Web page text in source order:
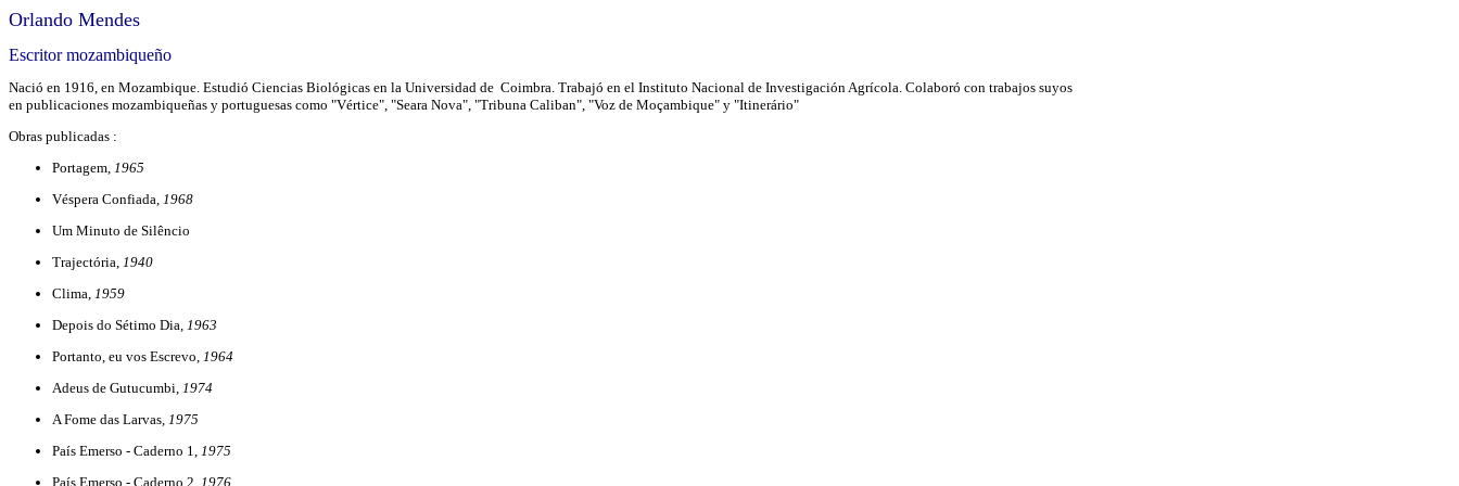
Orlando Mendes
Escritor mozambiqueño
Nació en 1916, en Mozambique. Estudió Ciencias Biológicas en la Universidad de Coimbra. Trabajó en el Instituto Nacional de Investigación Agrícola. Colaboró con trabajos suyos
en publicaciones mozambiqueñas y portuguesas como "Vértice", "Seara Nova", "Tribuna Caliban", "Voz de Moçambique" y "Itinerário"
Obras publicadas :
Portagem, 1965
Véspera Confiada, 1968
Um Minuto de Silêncio
Trajectória, 1940
Clima, 1959
Depois do Sétimo Dia, 1963
Portanto, eu vos Escrevo, 1964
Adeus de Gutucumbi, 1974
A Fome das Larvas, 1975
País Emerso - Caderno 1, 1975
País Emerso - Caderno 2, 1976